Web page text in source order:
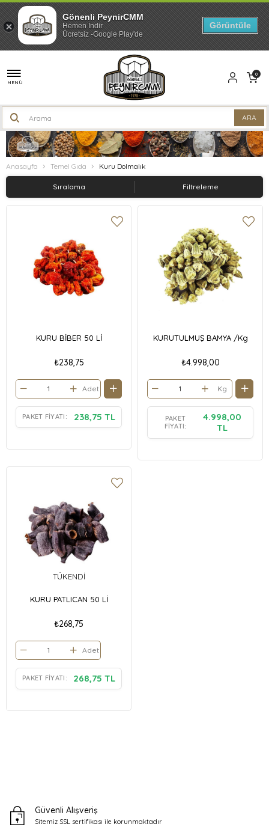
MENÜ
0
Anasayfa Temel Gıda Kuru Dolmalık
Filtreleme
Sıralama
KURU BİBER 50 Lİ
₺238,75
Adet
PAKET FIYATI: 238,75 TL
KURUTULMUŞ BAMYA /Kg
₺4.998,00
Kg
PAKET
FIYATI:
4.998,00
TL
TÜKENDI
KURU PATLICAN 50 Lİ
₺268,75
Adet
PAKET FIYATI: 268,75 TL
Güvenli Alışveriş
Sitemiz SSL sertifikası ile korunmaktadır
Gönenli PeynirCMM
Hemen İndir
Ücretsiz -Google Play'de
Görüntüle